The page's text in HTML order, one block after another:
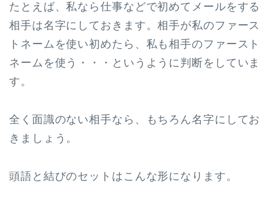
たとえば、私なら仕事などで初めてメールをする
相手は名字にしておきます。相手が私のファース
トネームを使い初めたら、私も相手のファースト
ネームを使う・・・というように判断をしていま
す。
全く面識のない相手なら、もちろん名字にしてお
きましょう。
頭語と結びのセットはこんな形になります。